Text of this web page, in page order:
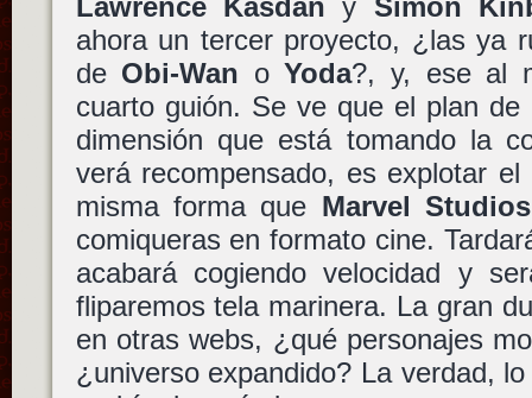
Lawrence Kasdan y Simon
ahora un tercer proyecto, ¿las ya
de Obi-Wan oYoda?, y, ese al
cuarto guión. Se ve que el plan de
dimensión que está tomando la
verá recompensado, es explotar
misma forma que Marvel Studios
comiqueras en formato cine.
acabará cogiendo velocidad y
fliparemos tela marinera. La gran
en otras webs, ¿qué personajes
¿universo expandido? La verdad,